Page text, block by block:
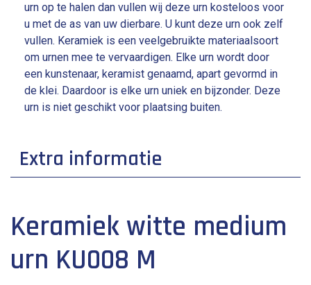
urn op te halen dan vullen wij deze urn kosteloos voor
u met de as van uw dierbare. U kunt deze urn ook zelf
vullen. Keramiek is een veelgebruikte materiaalsoort
om urnen mee te vervaardigen. Elke urn wordt door
een kunstenaar, keramist genaamd, apart gevormd in
de klei. Daardoor is elke urn uniek en bijzonder. Deze
urn is niet geschikt voor plaatsing buiten.
Extra informatie
inhoud: 2.1 L
hoogte: 27 cm
Keramiek witte medium
urn KU008 M